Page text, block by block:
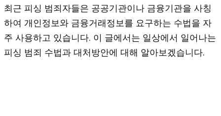
최근 피싱 범죄자들은 공공기관이나 금융기관을 사칭
하여 개인정보와 금융거래정보를 요구하는 수법을 자
주 사용하고 있습니다. 이 글에서는 일상에서 일어나는
피싱 범죄 수법과 대처방안에 대해 알아보겠습니다.